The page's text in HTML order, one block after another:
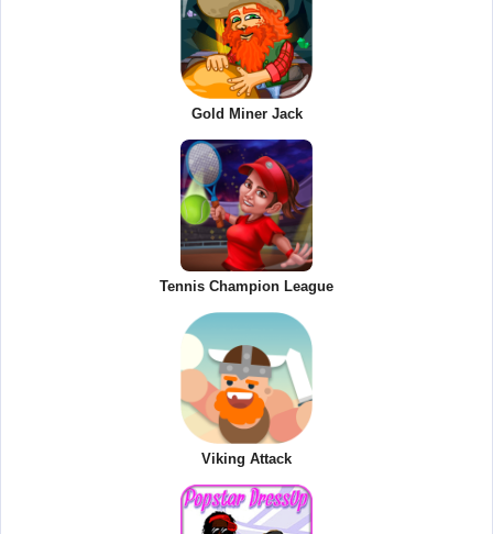
Gold Miner Jack
Tennis Champion League
Viking Attack